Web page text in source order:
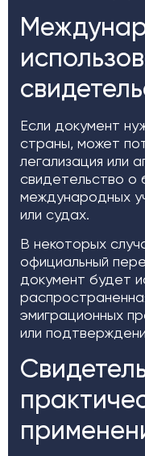
Если документ
страны, может
легализация или
свидетельство
международных
или судах.
В некоторых
официальный
документ будет
эмиграционных
или